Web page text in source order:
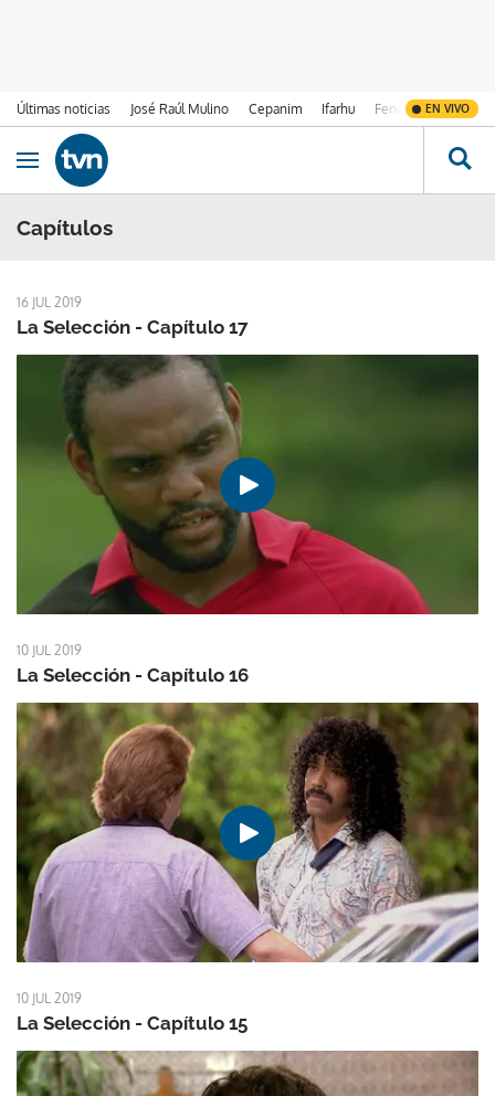
Últimas noticias José Raúl Mulino Cepanim Ifarhu Fenómeno de El
EN VIVO
Ir al contenido
Obrir navegació
Capítulos
16 JUL 2019
La Selección - Capítulo 17
10 JUL 2019
La Selección - Capítulo 16
10 JUL 2019
La Selección - Capítulo 15